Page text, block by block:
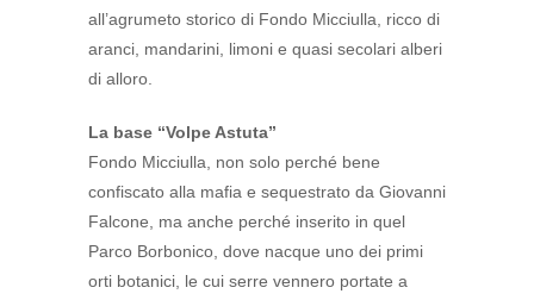
all’agrumeto storico di Fondo Micciulla, ricco di
aranci, mandarini, limoni e quasi secolari alberi
di alloro.
La base “Volpe Astuta”
Fondo Micciulla, non solo perché bene
confiscato alla mafia e sequestrato da Giovanni
Falcone, ma anche perché inserito in quel
Parco Borbonico, dove nacque uno dei primi
orti botanici, le cui serre vennero portate a